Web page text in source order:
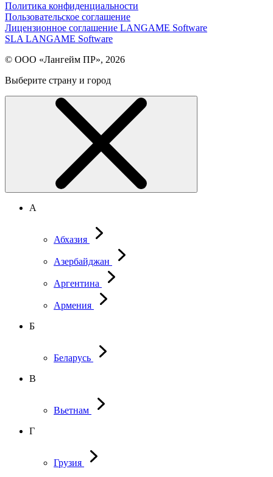
Политика конфиденциальности
Пользовательское соглашение
Лицензионное соглашение LANGAME Software
SLA LANGAME Software
© ООО «Лангейм ПР», 2026
Выберите страну и город
А
Абхазия
Азербайджан
Аргентина
Армения
Б
Беларусь
В
Вьетнам
Г
Грузия